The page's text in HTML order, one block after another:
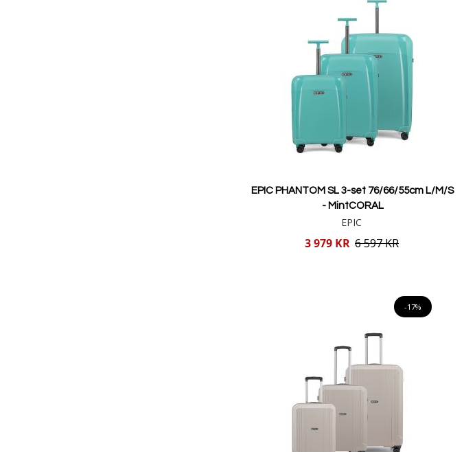
EPIC PHANTOM SL 3-set 76/66/55cm L/M/S
- MintCORAL
EPIC
3 979 KR 6 597 KR
-17%